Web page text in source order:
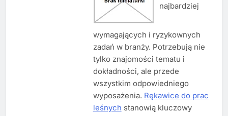
najbardziej
wymagających i ryzykownych
zadań w branży. Potrzebują nie
tylko znajomości tematu i
dokładności, ale przede
wszystkim odpowiedniego
wyposażenia. Rękawice do prac
leśnych stanowią kluczowy